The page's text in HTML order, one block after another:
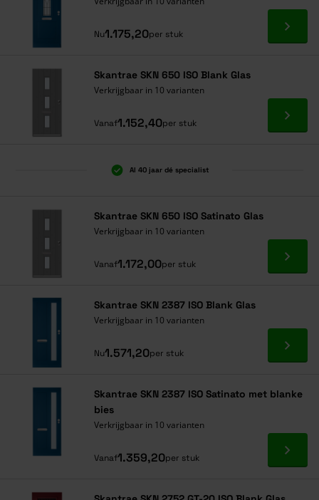
Nu1.175,20per stuk Ga
Skantrae SKN 650 ISO Blank Glas
Verkrijgbaar in 10 varianten
Vanaf1.152,40per stuk Ga
Al 40 jaar dé specialist
Skantrae SKN 650 ISO Satinato Glas
Verkrijgbaar in 10 varianten
Vanaf1.172,00per stuk Ga
Skantrae SKN 2387 ISO Blank Glas
Verkrijgbaar in 10 varianten
Nu1.571,20per stuk Ga
Skantrae SKN 2387 ISO Satinato met blanke
bies
Verkrijgbaar in 10 varianten
Vanaf1.359,20per stuk Ga